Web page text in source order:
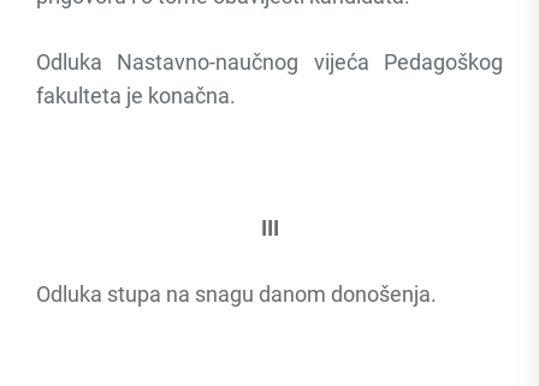
Odluka Nastavno-naučnog vijeća Pedagoškog
fakulteta je konačna.
III
Odluka stupa na snagu danom donošenja.